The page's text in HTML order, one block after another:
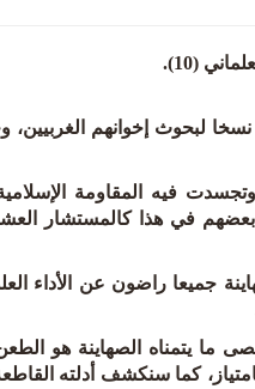
لبحوث إخوانهم الغربيين،
فيه المقاومة
بعضهم في هذا كالمستشار
جميعا راضون عن الأداء
ما يتمناه الصهاينة هو
كما سنكشف أدلته